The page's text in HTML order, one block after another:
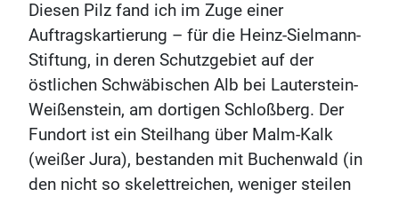
Diesen Pilz fand ich im Zuge einer
Auftragskartierung – für die Heinz-Sielmann-
Stiftung, in deren Schutzgebiet auf der
östlichen Schwäbischen Alb bei Lauterstein-
Weißenstein, am dortigen Schloßberg. Der
Fundort ist ein Steilhang über Malm-Kalk
(weißer Jura), bestanden mit Buchenwald (in
den nicht so skelettreichen, weniger steilen